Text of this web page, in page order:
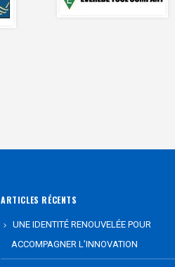
ARTICLES RÉCENTS
UNE IDENTITÉ RENOUVELÉE POUR
ACCOMPAGNER L’INNOVATION